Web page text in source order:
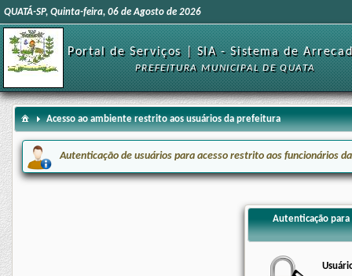
QUATÁ-SP, Quinta-feira, 06 de Agosto de 2026
Portal de Serviços | SIA - Sistema de
PREFEITURA MUNICIPAL DE QUATA
Acesso ao ambiente restrito aos usuários da prefeitura
Autenticação de usuários para acesso restrito aos funcionários
Autenticação